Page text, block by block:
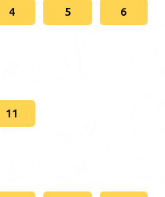
4 5 6
11